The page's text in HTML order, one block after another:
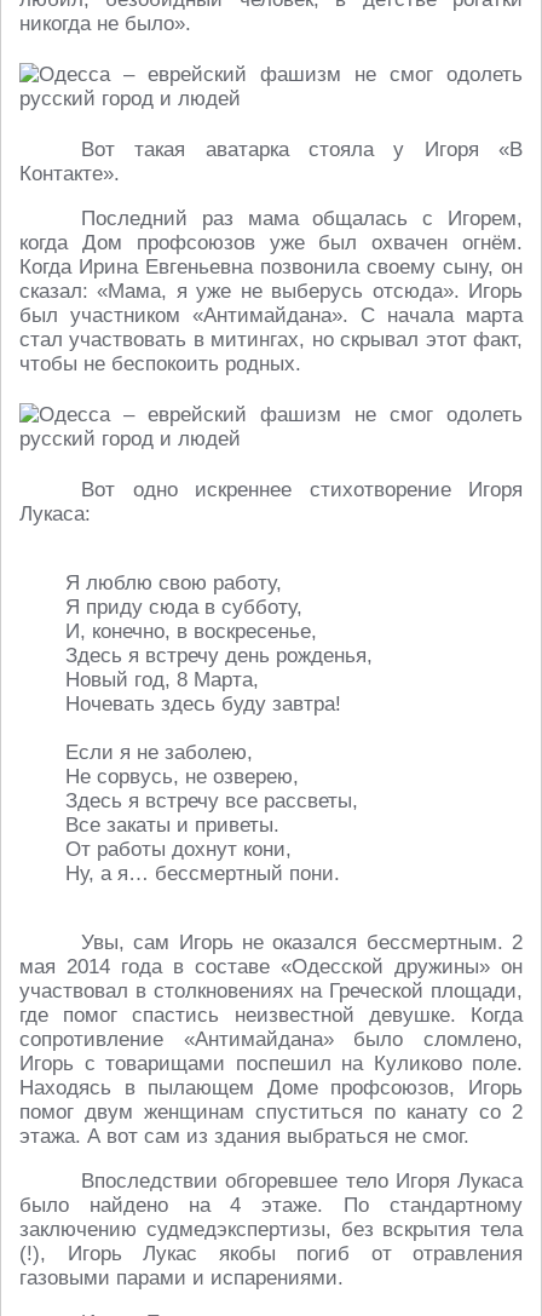
никогда не было».
Вот такая аватарка стояла у Игоря «В
Контакте».
Последний раз мама общалась с Игорем,
когда Дом профсоюзов уже был охвачен огнём.
Когда Ирина Евгеньевна позвонила своему сыну, он
сказал: «Мама, я уже не выберусь отсюда». Игорь
был участником «Антимайдана». С начала марта
стал участвовать в митингах, но скрывал этот факт,
чтобы не беспокоить родных.
Вот одно искреннее стихотворение Игоря
Лукаса:
Я люблю свою работу,
Я приду сюда в субботу,
И, конечно, в воскресенье,
Здесь я встречу день рожденья,
Новый год, 8 Марта,
Ночевать здесь буду завтра!
Если я не заболею,
Не сорвусь, не озверею,
Здесь я встречу все рассветы,
Все закаты и приветы.
От работы дохнут кони,
Ну, а я… бессмертный пони.
Увы, сам Игорь не оказался бессмертным. 2
мая 2014 года в составе «Одесской дружины» он
участвовал в столкновениях на Греческой площади,
где помог спастись неизвестной девушке. Когда
сопротивление «Антимайдана» было сломлено,
Игорь с товарищами поспешил на Куликово поле.
Находясь в пылающем Доме профсоюзов, Игорь
помог двум женщинам спуститься по канату со 2
этажа. А вот сам из здания выбраться не смог.
Впоследствии обгоревшее тело Игоря Лукаса
было найдено на 4 этаже. По стандартному
заключению судмедэкспертизы, без вскрытия тела
(!), Игорь Лукас якобы погиб от отравления
газовыми парами и испарениями.